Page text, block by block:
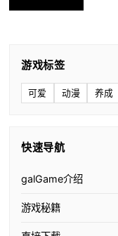
游戏标签
可爱 动漫 养成
快速导航
galGame介绍
游戏秘籍